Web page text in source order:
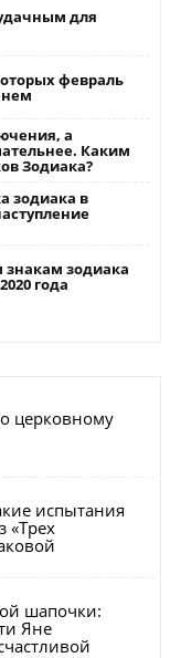
для
февраль
а
Каким
Зодиака?
зодиака в
зодиака
года
церковному
испытания
«Трех
шапочки:
Яне